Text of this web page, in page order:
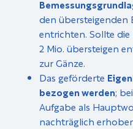
den übersteigenden
entrichten. Sollte die
2 Mio. übersteigen
zur Gänze.
Das geförderte
bezogen werden;
Aufgabe als
nachträglich